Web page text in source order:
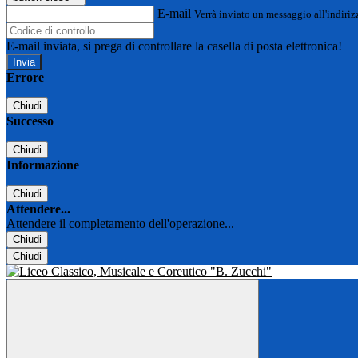
E-mail Verrà inviato un messaggio
E-mail inviata, si prega di controllare la casella di posta elettronica!
Errore
Chiudi
Successo
Chiudi
Informazione
Chiudi
Attendere...
Attendere il completamento dell'operazione...
Chiudi
Chiudi